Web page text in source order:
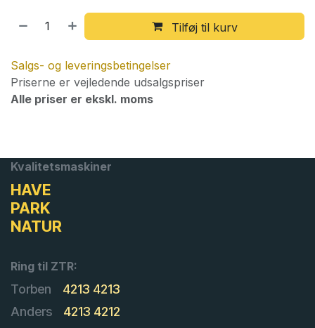
Tilføj til kurv
Salgs- og leveringsbetingelser
Priserne er vejledende udsalgspriser
Alle priser er ekskl. moms
Kvalitetsmaskiner
HAVE
PARK
NATUR
Ring til ZTR:
Torben
4213 4213
Anders
4213 4212